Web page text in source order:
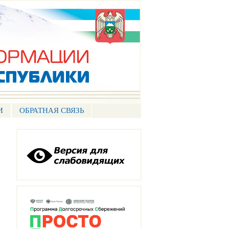
ОБРАТНАЯ СВЯЗЬ